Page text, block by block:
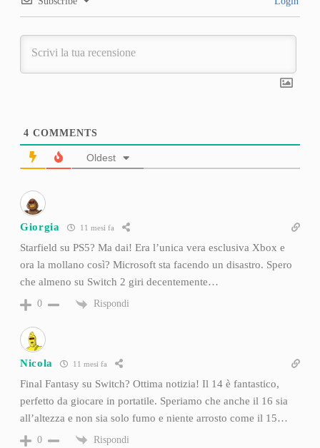
4 COMMENTS
Oldest
Giorgia 11 mesi fa
Starfield su PS5? Ma dai! Era l’unica vera esclusiva Xbox e
ora la mollano così? Microsoft sta facendo un disastro. Spero
che almeno su Switch 2 giri decentemente…
0 Rispondi
Nicola 11 mesi fa
Final Fantasy su Switch? Ottima notizia! Il 14 è fantastico,
perfetto da giocare in portatile. Speriamo che anche il 16 sia
all’altezza e non sia solo fumo e niente arrosto come il 15…
0 Rispondi